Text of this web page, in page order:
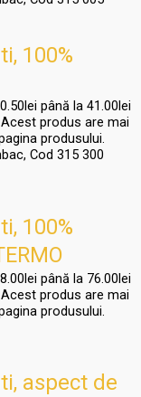
100%
până la 41.00lei
Acest produs are mai
produsului.
100%
până la 76.00lei
Acest produs are mai
produsului.
aspect de